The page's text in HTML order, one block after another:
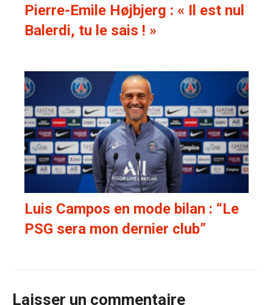
Pierre-Emile Højbjerg : « Il est nul
Balerdi, tu le sais ! »
Luis Campos en mode bilan : “Le
PSG sera mon dernier club”
Laisser un commentaire